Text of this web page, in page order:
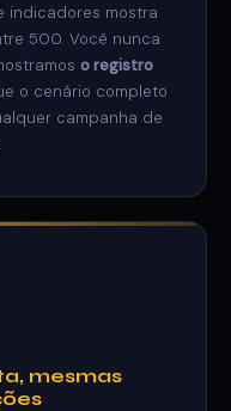
indicadores mostra
500. Você nunca
o registro
o cenário completo
campanha de
mesmas